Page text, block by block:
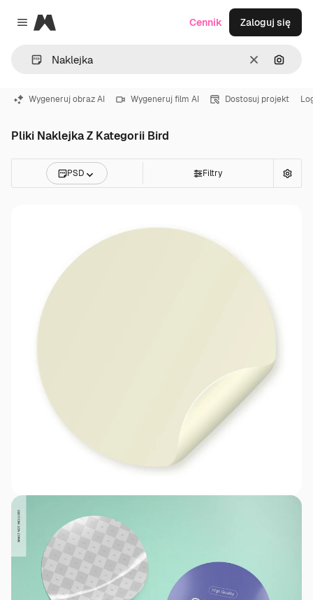
Close menu
Magnific
WyczyśćSzukaj
Cennik Zaloguj się
Wygeneruj obraz AI Wygeneruj film AI Dostosuj projekt
Pliki Naklejka Z Kategorii Bird
PSD Filtry